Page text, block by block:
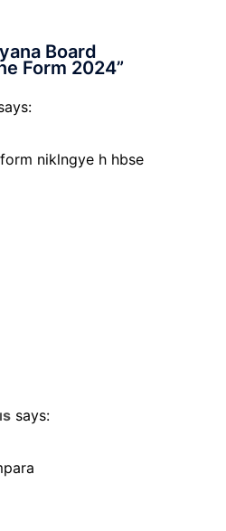
Board
Form 2024”
niklngye h hbse
says: